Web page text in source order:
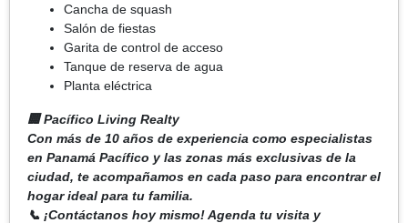
Cancha de squash
Salón de fiestas
Garita de control de acceso
Tanque de reserva de agua
Planta eléctrica
🏢 Pacífico Living Realty
Con más de 10 años de experiencia como especialistas
en Panamá Pacífico y las zonas más exclusivas de la
ciudad, te acompañamos en cada paso para encontrar el
hogar ideal para tu familia.
📞 ¡Contáctanos hoy mismo! Agenda tu visita y